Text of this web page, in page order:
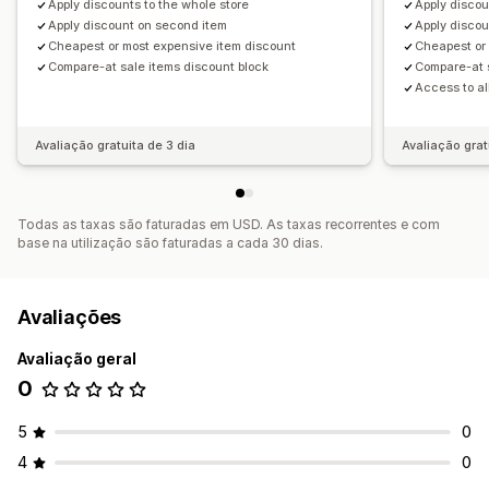
Apply discounts to the whole store
Apply discount on second item
Cheapest or most expensive item discount
Compare-at sale items discount block
Avaliação gratuita de 3 dia
Apply
Apply
Cheapest
Compare-
Access to
Avaliação
Todas as taxas são faturadas em USD. As taxas recorrentes e com
base na utilização são faturadas a cada 30 dias.
Avaliações
Avaliação geral
0
5
0
4
0